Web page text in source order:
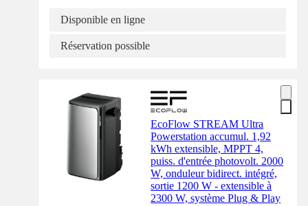
Disponible en ligne
Réservation possible
EcoFlow STREAM Ultra
Powerstation accumul. 1,92
kWh extensible, MPPT 4,
puiss. d'entrée photovolt. 2000
W, onduleur bidirect. intégré,
sortie 1200 W - extensible à
2300 W, système Plug & Play